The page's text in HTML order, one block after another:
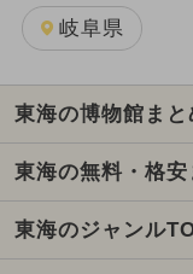
岐阜県
東海の博物館まと
東海の無料・格安
東海のジャンル